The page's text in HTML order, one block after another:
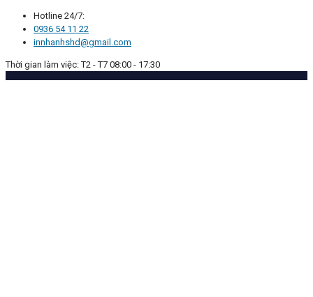
Hotline 24/7:
0936 54 11 22
innhanhshd@gmail.com
Thời gian làm việc: T2 - T7 08:00 - 17:30